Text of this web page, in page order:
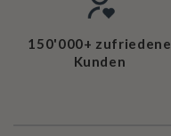
150'000+ zufriedene
Kunden